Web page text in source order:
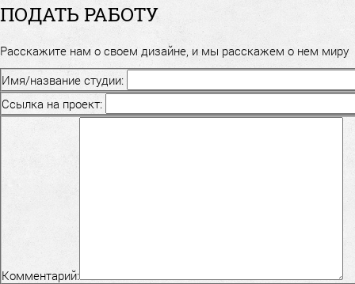
ПОДАТЬ РАБОТУ
Расскажите нам о своем дизайне, и мы расскажем о нем миру
Имя/название студии:
Ссылка на проект:
Комментарий: